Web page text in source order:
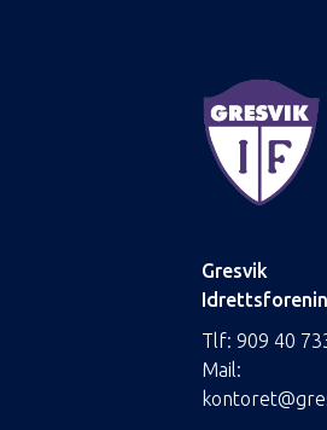
Gresvik
Tlf: 909 40
Mail: